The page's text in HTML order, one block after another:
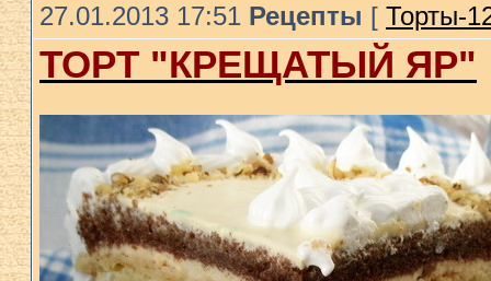
27.01.2013 17:51 Рецепты [ Торты-
ТОРТ "КРЕЩАТЫЙ ЯР"